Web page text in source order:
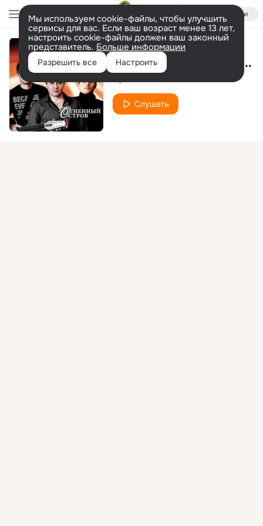
Войти
Мы используем cookie-файлы, чтобы улучшить
сервисы для вас. Если ваш возраст менее 13 лет,
настроить cookie-файлы должен ваш законный
представитель. Больше информации
Разрешить все Настроить Светлая память (Саше Оренбургскому)
Слушать